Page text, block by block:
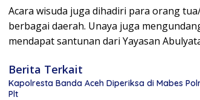
Acara wisuda juga dihadiri para orang
berbagai daerah. Unaya juga
mendapat santunan dari Yayasan
Berita Terkait
Kapolresta Banda Aceh Diperiksa di Mabes
Plt